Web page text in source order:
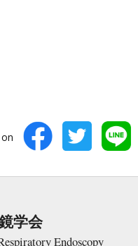
on
学会
Endoscopy